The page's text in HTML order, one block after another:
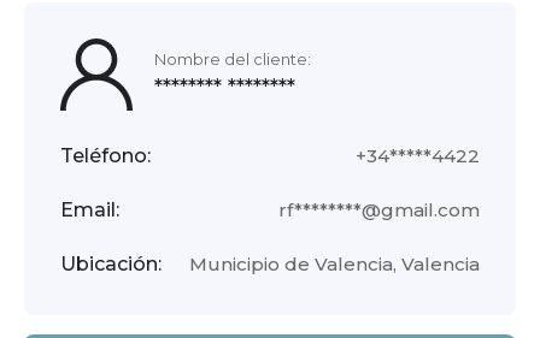
Nombre del cliente:
******** ********
Teléfono: +34*****4422
Email: rf********@gmail.com
Ubicación: Municipio de Valencia, Valencia